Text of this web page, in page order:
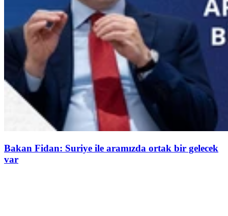
Bakan Fidan: Suriye ile aramızda ortak bir gelecek
var